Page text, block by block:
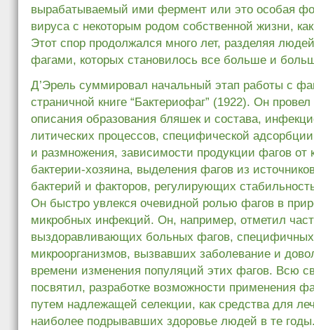
вырабатываемый ими фермент или это особая
вируса с некоторым родом собственной жизни,
Этот спор продолжался много лет, разделяя
фагами, которых становилось все больше и
Д’Эрель суммировал начальный этап работы с
страничной книге “Бактериофаг” (1922). Он
описания образования бляшек и состава,
литических процессов, специфической
и размножения, зависимости продукции фагов от
бактерии-хозяина, выделения фагов из
бактерий и факторов, регулирующих
Он быстро увлекся очевидной ролью фагов в
микробных инфекций. Он, например, отметил
выздоравливающих больных фагов,
микроорганизмов, вызвавших заболевание и
времени изменения популяций этих фагов. Всю
посвятил, разработке возможности применения
путем надлежащей селекции, как средства для
наиболее подрывавших здоровье людей в те